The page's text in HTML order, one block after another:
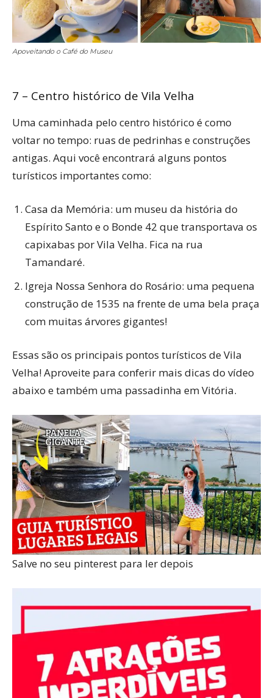
Apoveitando o Café do Museu
7 – Centro histórico de Vila Velha
Uma caminhada pelo centro histórico é como
voltar no tempo: ruas de pedrinhas e construções
antigas. Aqui você encontrará alguns pontos
turísticos importantes como:
Casa da Memória: um museu da história do
Espírito Santo e o Bonde 42 que transportava os
capixabas por Vila Velha. Fica na rua
Tamandaré.
Igreja Nossa Senhora do Rosário: uma pequena
construção de 1535 na frente de uma bela praça
com muitas árvores gigantes!
Essas são os principais pontos turísticos de Vila
Velha! Aproveite para conferir mais dicas do vídeo
abaixo e também uma passadinha em Vitória.
Salve no seu pinterest para ler depois